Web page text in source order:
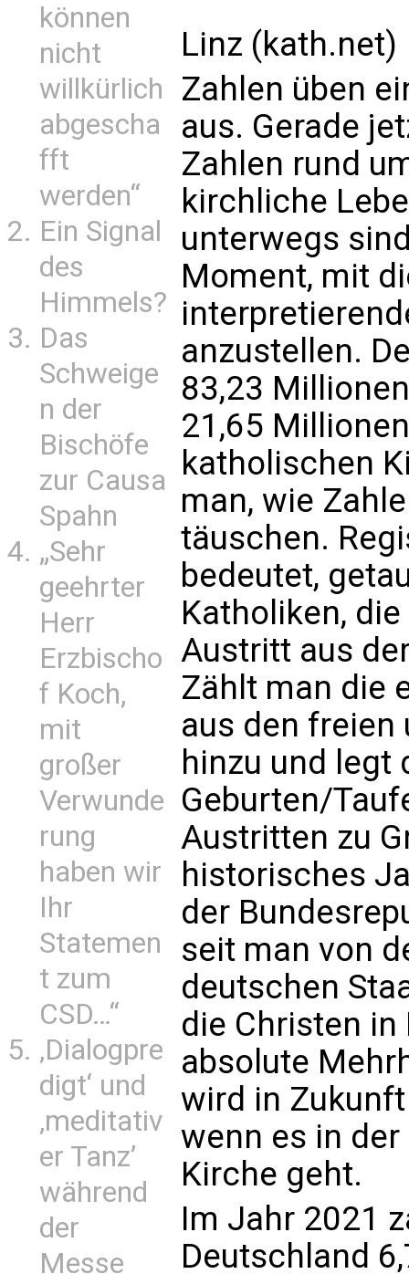
können
nicht
willkürlich
abgescha
fft
werden“
Ein Signal
des
Himmels?
Das
Schweige
n der
Bischöfe
zur Causa
Spahn
„Sehr
geehrter
Herr
Erzbischo
f Koch,
mit
großer
Verwunde
rung
haben wir
Ihr
Statemen
t zum
CSD…“
‚Dialogpre
digt‘ und
‚meditativ
er Tanz’
während
der
Messe
Linz (kath.net)
Zahlen üben
aus. Gerade
Zahlen rund
kirchliche
unterwegs
Moment, mit
anzustellen.
83,23
21,65
katholischen
man, wie
täuschen.
bedeutet,
Katholiken,
Austritt aus
Zählt man die
aus den freien
hinzu und legt
Geburten/
Austritten zu
historisches
der
seit man von
deutschen
die Christen
absolute
wird in
wenn es in
Kirche geht.
Im Jahr 2021
Deutschland